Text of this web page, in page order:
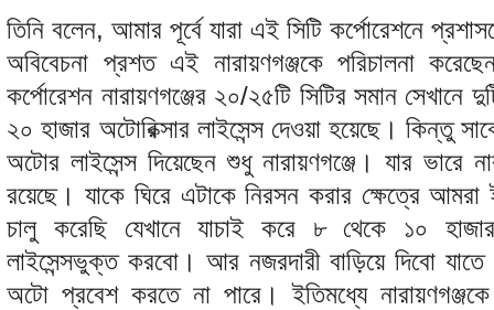
তিনি বলেন, আমার পূর্বে যারা এই সিটি কর্পোরেশনে
অবিবেচনা প্রশত এই নারায়ণগঞ্জকে পরিচালনা
কর্পোরেশন নারায়ণগঞ্জের ২০/২৫টি সিটির সমান সেখানে
২০ হাজার অটোরিক্সার লাইসেন্স দেওয়া হয়েছে। কিন্তু
অটোর লাইসেন্স দিয়েছেন শুধু নারায়ণগঞ্জে। যার ভারে
রয়েছে। যাকে ঘিরে এটাকে নিরসন করার ক্ষেত্রে আমরা
চালু করেছি যেখানে যাচাই করে ৮ থেকে ১০
লাইসেন্সভুক্ত করবো। আর নজরদারী বাড়িয়ে দিবো
অটো প্রবেশ করতে না পারে। ইতিমধ্যে